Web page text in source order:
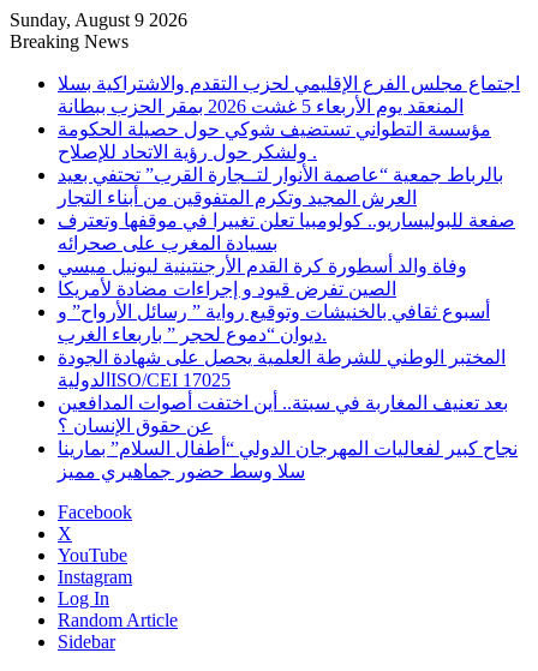
Sunday, August 9 2026
Breaking News
اجتماع مجلس الفرع الإقليمي لحزب التقدم والاشتراكية بسلا
المنعقد يوم الأربعاء 5 غشت 2026 بمقر الحزب ببطانة
مؤسسة التطواني تستضيف شوكي حول حصيلة الحكومة
ولشكر حول رؤية الاتحاد للإصلاح .
بالرباط جمعية “عاصمة الأنوار لتــجارة القرب” تحتفي بعيد
العرش المجيد وتكرم المتفوقين من أبناء التجار
صفعة للبوليساريو.. كولومبيا تعلن تغييرا في موقفها وتعترف
بسيادة المغرب على صحرائه
وفاة والد أسطورة كرة القدم الأرجنتينية ليونيل ميسي
الصين تفرض قيود و إجراءات مضادة لأمريكا
أسبوع ثقافي بالخنيشات وتوقيع رواية ” رسائل الأرواح” و
ديوان “دموع لحجر ” باربعاء الغرب.
المختبر الوطني للشرطة العلمية يحصل على شهادة الجودة
الدوليةISO/CEI 17025
بعد تعنيف المغاربة في سبتة.. أين اختفت أصوات المدافعين
عن حقوق الإنسان ؟
نجاح كبير لفعاليات المهرجان الدولي “أطفال السلام” بمارينا
سلا وسط حضور جماهيري مميز
Facebook
X
YouTube
Instagram
Log In
Random Article
Sidebar